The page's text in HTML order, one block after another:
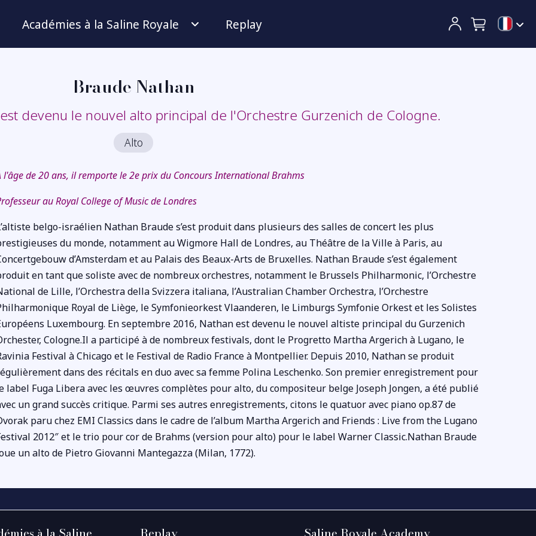
Académies à la Saline Royale Replay
Braude Nathan
devenu le nouvel alto principal de l'Orchestre Gurzenich de Cologne.
Alto
l'âge de 20 ans, il remporte le 2e prix du Concours International Brahms
au Royal College of Music de Londres
belgo-israélien Nathan Braude s’est produit dans plusieurs des salles de concert les plus
du monde, notamment au Wigmore Hall de Londres, au Théâtre de la Ville à Paris, au
d’Amsterdam et au Palais des Beaux-Arts de Bruxelles. Nathan Braude s’est également
en tant que soliste avec de nombreux orchestres, notamment le Brussels Philharmonic, l’Orchestre
de Lille, l’Orchestra della Svizzera italiana, l’Australian Chamber Orchestra, l’Orchestre
Royal de Liège, le Symfonieorkest Vlaanderen, le Limburgs Symfonie Orkest et les Solistes
Luxembourg. En septembre 2016, Nathan est devenu le nouvel altiste principal du Gurzenich
Cologne.Il a participé à de nombreux festivals, dont le Progretto Martha Argerich à Lugano, le
Festival à Chicago et le Festival de Radio France à Montpellier. Depuis 2010, Nathan se produit
dans des récitals en duo avec sa femme Polina Leschenko. Son premier enregistrement pour
label Fuga Libera avec les œuvres complètes pour alto, du compositeur belge Joseph Jongen, a été publié
un grand succès critique. Parmi ses autres enregistrements, citons le quatuor avec piano op.87 de
paru chez EMI Classics dans le cadre de l’album Martha Argerich and Friends : Live from the Lugano
2012″ et le trio pour cor de Brahms (version pour alto) pour le label Warner Classic.Nathan Braude
un alto de Pietro Giovanni Mantegazza (Milan, 1772).